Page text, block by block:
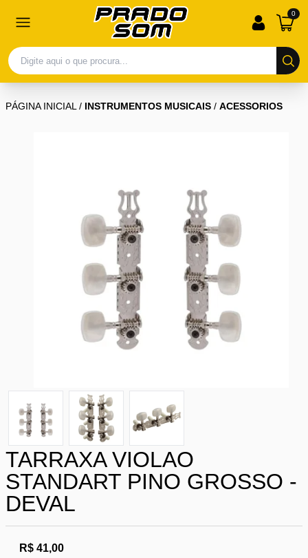
0
PÁGINA INICIAL/ INSTRUMENTOS MUSICAIS / ACESSORIOS
TARRAXA VIOLAO
STANDART PINO GROSSO -
DEVAL
R$ 41,00